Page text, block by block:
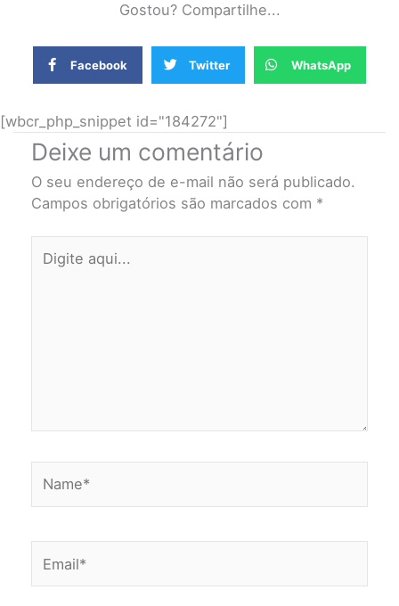
Gostou? Compartilhe...
Facebook Twitter WhatsApp
[wbcr_php_snippet id="184272"]
Deixe um comentário
O seu endereço de e-mail não será publicado.
Campos obrigatórios são marcados com *
aqui...